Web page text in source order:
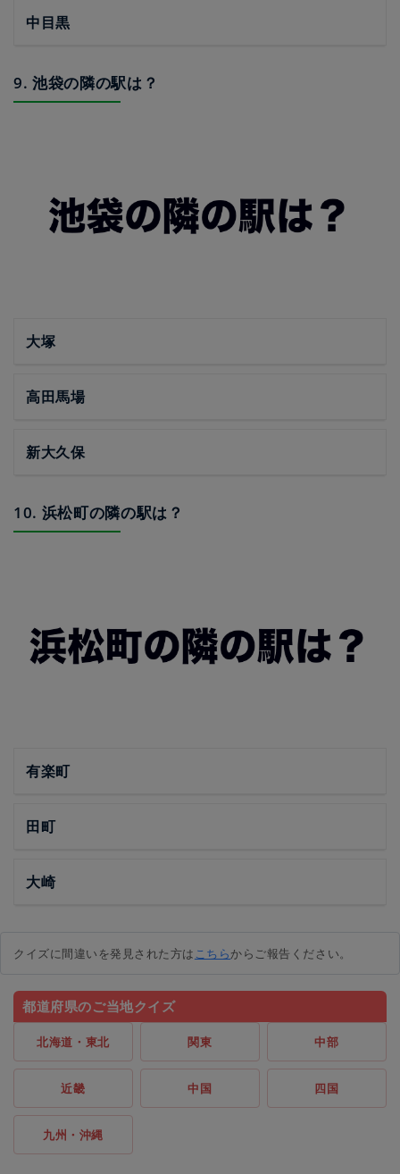
中目黒
9. 池袋の隣の駅は？
大塚
高田馬場
新大久保
10. 浜松町の隣の駅は？
有楽町
田町
大崎
クイズに間違いを発見された方はこちらからご報告ください。
都道府県のご当地クイズ
北海道・東北 関東 中部
近畿 中国 四国
九州・沖縄